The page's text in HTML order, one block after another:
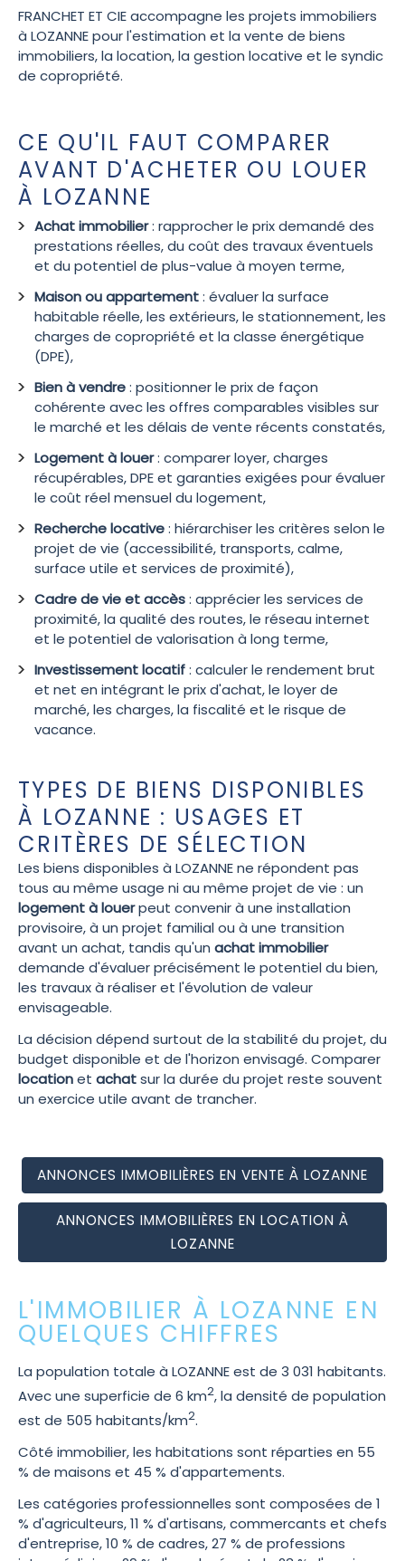
FRANCHET ET CIE accompagne les projets immobiliers
à LOZANNE pour l'estimation et la vente de biens
immobiliers, la location, la gestion locative et le syndic
de copropriété.
CE QU'IL FAUT COMPARER
AVANT D'ACHETER OU LOUER
À LOZANNE
Achat immobilier: rapprocher le prix demandé des
prestations réelles, du coût des travaux éventuels
et du potentiel de plus-value à moyen terme,
Maison ou appartement: évaluer la surface
habitable réelle, les extérieurs, le stationnement, les
charges de copropriété et la classe énergétique
(DPE),
Bien à vendre: positionner le prix de façon
cohérente avec les offres comparables visibles sur
le marché et les délais de vente récents constatés,
Logement à louer: comparer loyer, charges
récupérables, DPE et garanties exigées pour évaluer
le coût réel mensuel du logement,
Recherche locative: hiérarchiser les critères selon le
projet de vie (accessibilité, transports, calme,
surface utile et services de proximité),
Cadre de vie et accès: apprécier les services de
proximité, la qualité des routes, le réseau internet
et le potentiel de valorisation à long terme,
Investissement locatif: calculer le rendement brut
et net en intégrant le prix d'achat, le loyer de
marché, les charges, la fiscalité et le risque de
vacance.
TYPES DE BIENS DISPONIBLES
À LOZANNE : USAGES ET
CRITÈRES DE SÉLECTION
Les biens disponibles à LOZANNE ne répondent pas
tous au même usage ni au même projet de vie : un
logement à louerpeut convenir à une installation
provisoire, à un projet familial ou à une transition
avant un achat, tandis qu'un achat immobilier
demande d'évaluer précisément le potentiel du bien,
les travaux à réaliser et l'évolution de valeur
envisageable.
La décision dépend surtout de la stabilité du projet, du
budget disponible et de l'horizon envisagé. Comparer
locationet achatsur la durée du projet reste souvent
un exercice utile avant de trancher.
ANNONCES IMMOBILIÈRES EN VENTE À LOZANNE
ANNONCES IMMOBILIÈRES EN LOCATION À
LOZANNE
L'IMMOBILIER À LOZANNE EN
QUELQUES CHIFFRES
La population totale à LOZANNE est de 3 031 habitants.
Avec une superficie de 6 km2, la densité de population
est de 505 habitants/km2.
Côté immobilier, les habitations sont réparties en 55
% de maisons et 45 % d'appartements.
Les catégories professionnelles sont composées de 1
% d'agriculteurs, 11 % d'artisans, commercants et chefs
d'entreprise, 10 % de cadres, 27 % de professions